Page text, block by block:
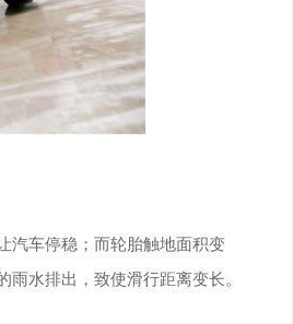
汽车停稳；而轮胎触地面积变
水排出，致使滑行距离变长。